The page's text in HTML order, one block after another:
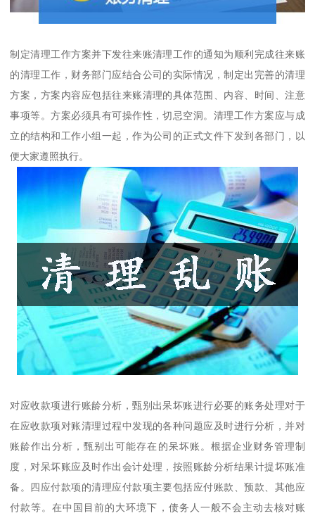
制定清理工作方案并下发往来账清理工作的通知为顺利完成往来账
的清理工作，财务部门应结合公司的实际情况，制定出完善的清理
方案，方案内容应包括往来账清理的具体范围、内容、时间、注意
事项等。方案必须具有可操作性，切忌空洞。清理工作方案应与成
立的结构和工作小组一起，作为公司的正式文件下发到各部门，以
便大家遵照执行。
对应收款项进行账龄分析，甄别出呆坏账进行必要的账务处理对于
在应收款项对账清理过程中发现的各种问题应及时进行分析，并对
账龄作出分析，甄别出可能存在的呆坏账。根据企业财务管理制
度，对呆坏账应及时作出会计处理，按照账龄分析结果计提坏账准
备。四应付款项的清理应付款项主要包括应付账款、预款、其他应
付款等。在中国目前的大环境下，债务人一般不会主动去核对账